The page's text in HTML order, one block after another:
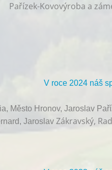
Pařízek-Kovovýroba a
V roce 2024 náš
Město Hronov, Jaroslav
JaroslavZákravský,